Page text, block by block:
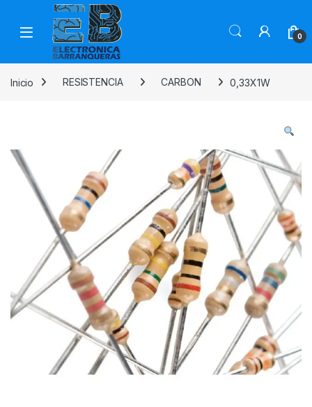
0
Inicio RESISTENCIA CARBON 0,33X1W